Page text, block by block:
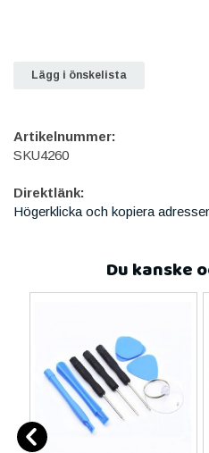
Lägg i önskelista
Artikelnummer:
SKU4260
Direktlänk:
Högerklicka och kopiera
Du kanske